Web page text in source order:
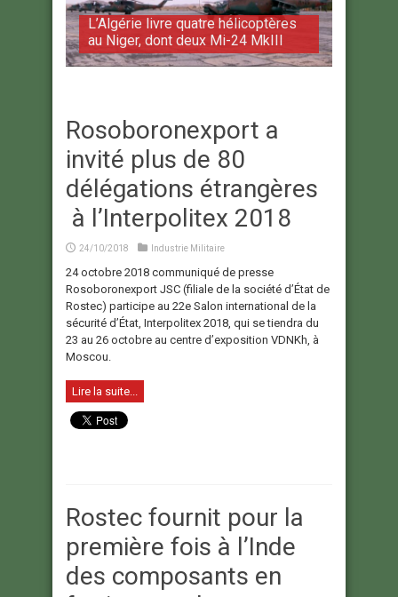
L’Algérie livre quatre hélicoptères
au Niger, dont deux Mi-24 MkIII
Rosoboronexport a
invité plus de 80
délégations étrangères
à l’Interpolitex 2018
24/10/2018 Industrie Militaire
24 octobre 2018 communiqué de presse
Rosoboronexport JSC (filiale de la société d’État de
Rostec) participe au 22e Salon international de la
sécurité d’État, Interpolitex 2018, qui se tiendra du
23 au 26 octobre au centre d’exposition VDNKh, à
Moscou.
Lire la suite...
Rostec fournit pour la
première fois à l’Inde
des composants en